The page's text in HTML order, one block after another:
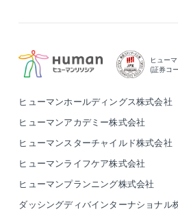
ヒュー
(証券コ
ヒューマンホールディングス株式会社
ヒューマンアカデミー株式会社
ヒューマンスターチャイルド株式会社
ヒューマンライフケア株式会社
ヒューマンプランニング株式会社
ダッシングディバインターナショナル